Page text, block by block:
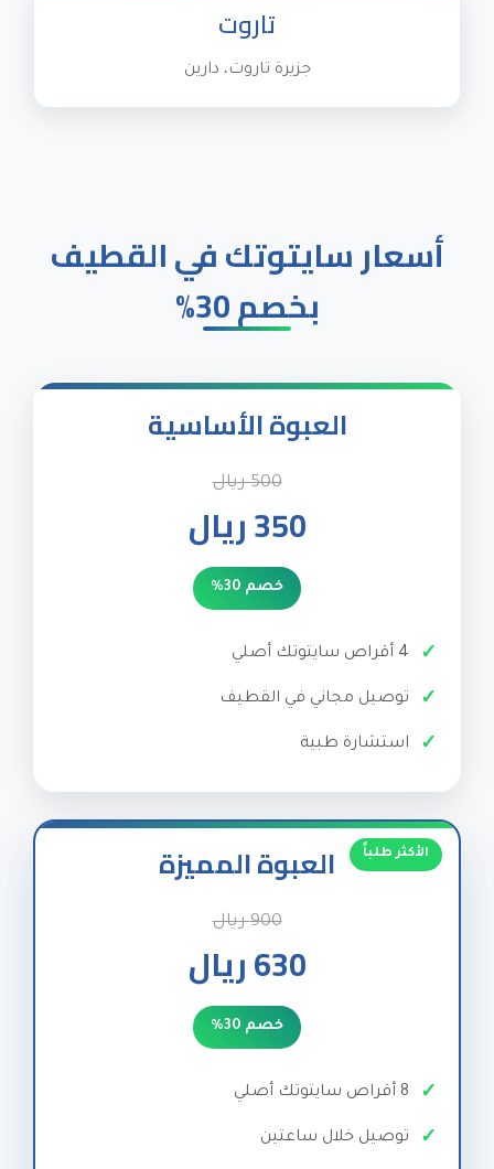
تاروت
جزيرة تاروت، دارين
أسعار سايتوتك في القطيف
بخصم 30%
العبوة الأساسية
500 ريال
350 ريال
خصم 30%
4 أقراص سايتوتك أصلي
توصيل مجاني في القطيف
استشارة طبية
العبوة المميزة
900 ريال
630 ريال
خصم 30%
8 أقراص سايتوتك أصلي
توصيل خلال ساعتين